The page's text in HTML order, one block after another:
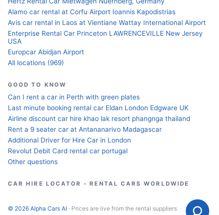
Alamo car rental at Corfu Airport Ioannis Kapodistrias
Avis car rental in Laos at Vientiane Wattay International Airport
Enterprise Rental Car Princeton LAWRENCEVILLE New Jersey
USA
Europcar Abidjan Airport
All locations (969)
GOOD TO KNOW
Can I rent a car in Perth with green plates
Last minute booking rental car Eldan London Edgware UK
Airline discount car hire khao lak resort phangnga thailand
Rent a 9 seater car at Antananarivo Madagascar
Additional Driver for Hire Car in London
Revolut Debit Card rental car portugal
Other questions
CAR HIRE LOCATOR - RENTAL CARS WORLDWIDE
© 2026 Alpha Cars AI · Prices are live from the rental suppliers